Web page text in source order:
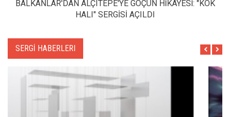
BALKANLAR'DAN ALÇITEPE'YE GÖÇÜN HİKAYESİ: "KÖK
HALI" SERGİSİ AÇILDI
SERGİ HABERLERI